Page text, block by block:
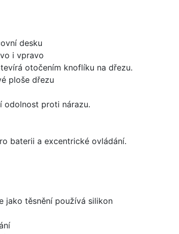
desku
i vpravo
otočením knoflíku na dřezu.
ploše dřezu
odolnost proti nárazu.
baterii a excentrické ovládání.
jako těsnění používá silikon